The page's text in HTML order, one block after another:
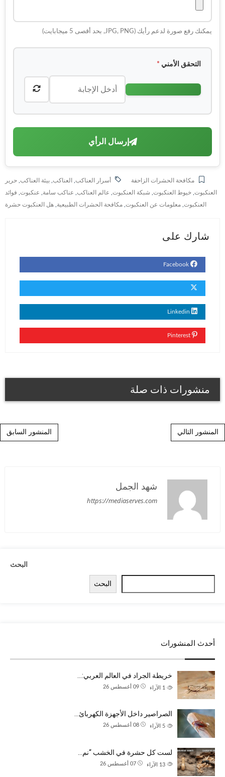
يمكنك رفع صورة لدعم رأيك (JPG, PNG, بحد أقصى 5 ميجابايت)
التحقق الأمني *
إرسال الرأي
مكافحة الحشرات الزاحفة أسرار العناكب العناكب بيئة العناكب حرير
العنكبوت خيوط العنكبوت شبكة العنكبوت عالم العناكب عناكب سامة عنكبوت فوائد
العنكبوت معلومات عن العنكبوت مكافحة الحشرات الطبيعية هل العنكبوت حشرة
شارك على
منشورات ذات صلة
Post navigation المنشور السابق المنشور التالي
شهد الجمل
https://mediaserves.com
البحث
البحث
أحدث المنشورات
خريطة الجراد في العالم العربي:…
09 أغسطس 26 الآراء
الصراصير داخل الأجهزة الكهربائ…
08 أغسطس 26 الآراء
لست كل حشرة في الخشب “نم…
07 أغسطس 26 الآراء